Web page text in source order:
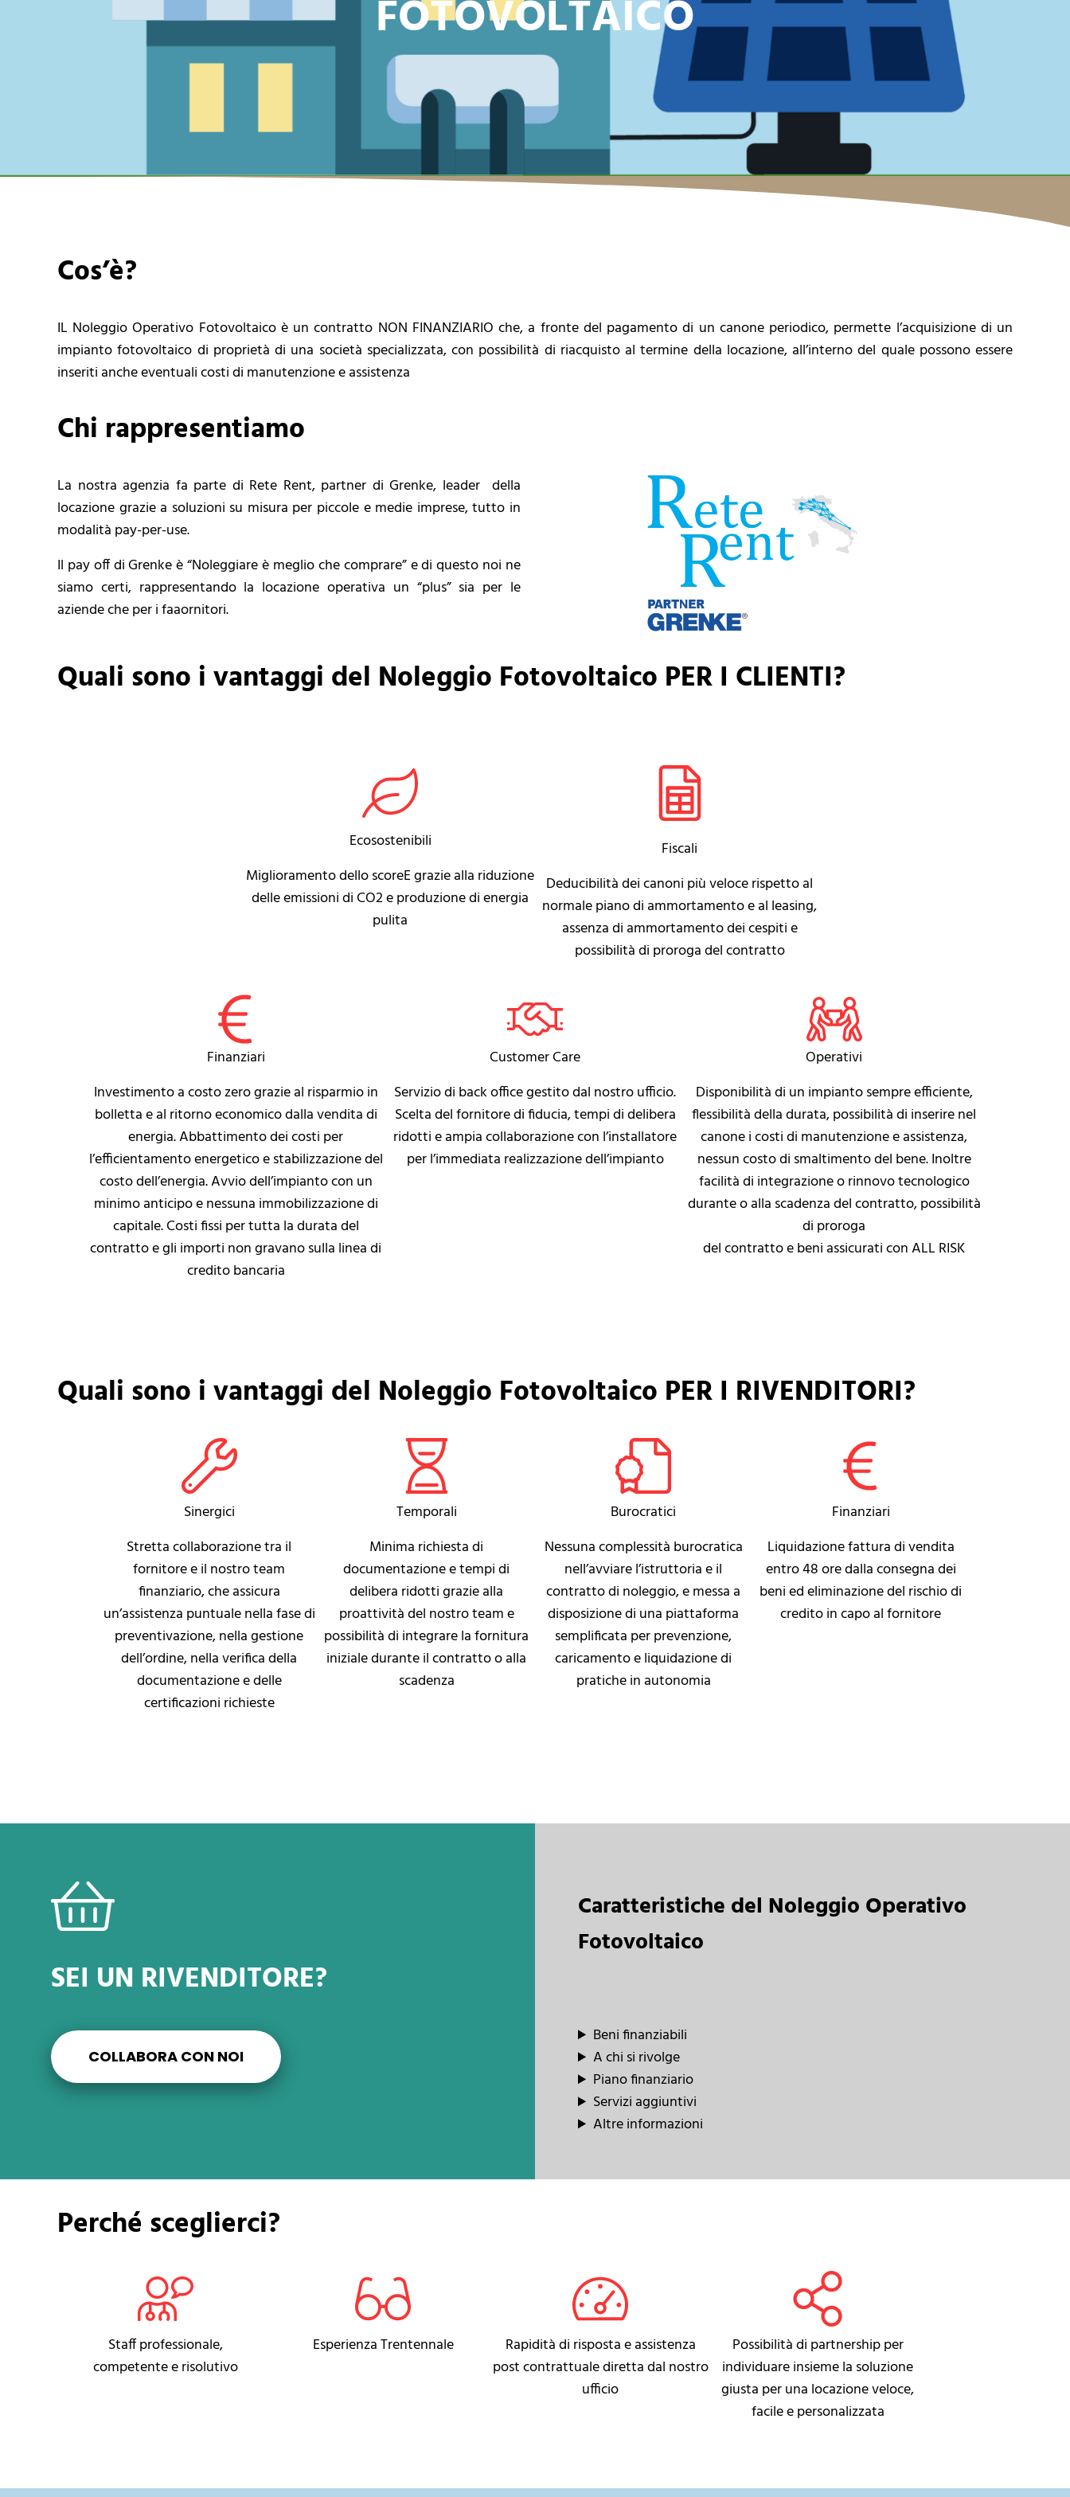
FOTOVOLTAICO
Cos’è?
IL Noleggio Operativo Fotovoltaico è un contratto NON FINANZIARIO che, a fronte del pagamento di un canone periodico, permette l’acquisizione di un
impianto fotovoltaico di proprietà di una società specializzata, con possibilità di riacquisto al termine della locazione, all’interno del quale possono essere
inseriti anche eventuali costi di manutenzione e assistenza
Chi rappresentiamo
La nostra agenzia fa parte di Rete Rent, partner di Grenke, leader della
locazione grazie a soluzioni su misura per piccole e medie imprese, tutto in
modalità pay-per-use.
Il pay off di Grenke è “Noleggiare è meglio che comprare” e di questo noi ne
siamo certi, rappresentando la locazione operativa un “plus” sia per le
aziende che per i faaornitori.
Quali sono i vantaggi del Noleggio Fotovoltaico PER I CLIENTI?
Ecosostenibili
Miglioramento dello scoreE grazie alla riduzione
delle emissioni di CO2 e produzione di energia
pulita
Fiscali
Deducibilità dei canoni più veloce rispetto al
normale piano di ammortamento e al leasing,
assenza di ammortamento dei cespiti e
possibilità di proroga del contratto
Finanziari
Investimento a costo zero grazie al risparmio in
bolletta e al ritorno economico dalla vendita di
energia. Abbattimento dei costi per
l’efficientamento energetico e stabilizzazione del
costo dell’energia. Avvio dell’impianto con un
minimo anticipo e nessuna immobilizzazione di
capitale. Costi fissi per tutta la durata del
contratto e gli importi non gravano sulla linea di
credito bancaria
Customer Care
Servizio di back office gestito dal nostro ufficio.
Scelta del fornitore di fiducia, tempi di delibera
ridotti e ampia collaborazione con l’installatore
per l’immediata realizzazione dell’impianto
Operativi
Disponibilità di un impianto sempre efficiente,
flessibilità della durata, possibilità di inserire nel
canone i costi di manutenzione e assistenza,
nessun costo di smaltimento del bene. Inoltre
facilità di integrazione o rinnovo tecnologico
durante o alla scadenza del contratto, possibilità
di proroga
del contratto e beni assicurati con ALL RISK
Quali sono i vantaggi del Noleggio Fotovoltaico PER I RIVENDITORI?
Sinergici
Stretta collaborazione tra il
fornitore e il nostro team
finanziario, che assicura
un’assistenza puntuale nella fase di
preventivazione, nella gestione
dell’ordine, nella verifica della
documentazione e delle
certificazioni richieste
Temporali
Minima richiesta di
documentazione e tempi di
delibera ridotti grazie alla
proattività del nostro team e
possibilità di integrare la fornitura
iniziale durante il contratto o alla
scadenza
Burocratici
Nessuna complessità burocratica
nell’avviare l’istruttoria e il
contratto di noleggio, e messa a
disposizione di una piattaforma
semplificata per prevenzione,
caricamento e liquidazione di
pratiche in autonomia
Finanziari
Liquidazione fattura di vendita
entro 48 ore dalla consegna dei
beni ed eliminazione del rischio di
credito in capo al fornitore
SEI UN RIVENDITORE?
COLLABORA CON NOI
Caratteristiche del Noleggio Operativo
Fotovoltaico
Beni finanziabili
A chi si rivolge
Piano finanziario
Servizi aggiuntivi
Altre informazioni
Perché sceglierci?
Staff professionale,
competente e risolutivo
Esperienza Trentennale
Rapidità di risposta e assistenza
post contrattuale diretta dal nostro
ufficio
Possibilità di partnership per
individuare insieme la soluzione
giusta per una locazione veloce,
facile e personalizzata